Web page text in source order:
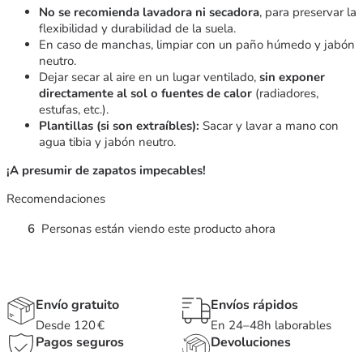
No se recomienda lavadora ni secadora, para preservar la
flexibilidad y durabilidad de la suela.
En caso de manchas, limpiar con un paño húmedo y jabón
neutro.
Dejar secar al aire en un lugar ventilado, sin exponer
directamente al sol o fuentes de calor (radiadores,
estufas, etc.).
Plantillas (si son extraíbles): Sacar y lavar a mano con
agua tibia y jabón neutro.
¡A presumir de zapatos impecables!
Recomendaciones
6 Personas están viendo este producto ahora
Envío gratuito
Desde 120 €
Envíos rápidos
En 24–48h laborables
Pagos seguros Devoluciones